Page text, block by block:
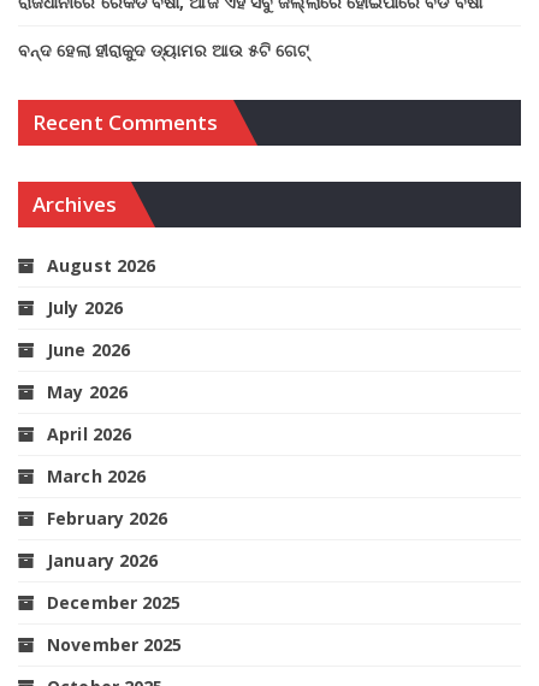
ବନ୍ଦ ହେଲା ହୀରାକୁଦ ଡ୍ୟାମର ଆଉ ୫ଟି ଗେଟ୍
Recent Comments
Archives
August 2026
July 2026
June 2026
May 2026
April 2026
March 2026
February 2026
January 2026
December 2025
November 2025